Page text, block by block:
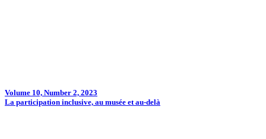
Volume 10, Number 2, 2023
La participation inclusive, au musée et au‑delà